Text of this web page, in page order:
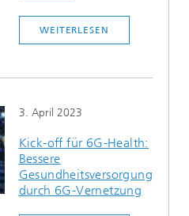
WEITERLESEN
3. April 2023
Kick-off für 6G-Health:
Bessere
Gesundheitsversorgung
durch 6G-Vernetzung